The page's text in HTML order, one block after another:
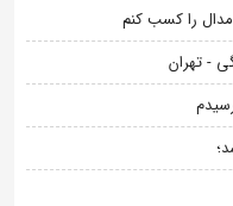
را کسب کنم
- تهران